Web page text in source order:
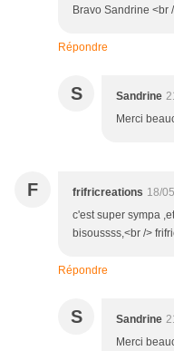
Bravo Sandrine <br
Répondre
S Sandrine
Merci
F frifricreations 18/
c'est super sympa
bisoussss,<br />
Répondre
S Sandrine
Merci